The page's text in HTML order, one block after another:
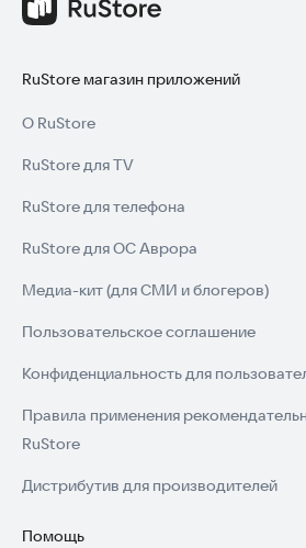
RuStore магазин приложений
О RuStore
RuStore для TV
RuStore для телефона
RuStore для ОС Аврора
Медиа-кит (для СМИ и блогеров)
Пользовательское соглашение
Конфиденциальность для
Правила применения
RuStore
Дистрибутив для производителей
Помощь